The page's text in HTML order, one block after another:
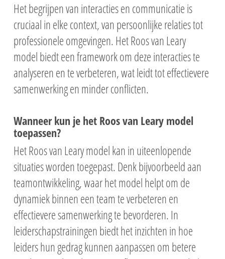
Het begrijpen van interacties en communicatie is
cruciaal in elke context, van persoonlijke relaties tot
professionele omgevingen. Het Roos van Leary
model biedt een framework om deze interacties te
analyseren en te verbeteren, wat leidt tot effectievere
samenwerking en minder conflicten.
Wanneer kun je het Roos van Leary model
toepassen?
Het Roos van Leary model kan in uiteenlopende
situaties worden toegepast. Denk bijvoorbeeld aan
teamontwikkeling, waar het model helpt om de
dynamiek binnen een team te verbeteren en
effectievere samenwerking te bevorderen. In
leiderschapstrainingen biedt het inzichten in hoe
leiders hun gedrag kunnen aanpassen om betere